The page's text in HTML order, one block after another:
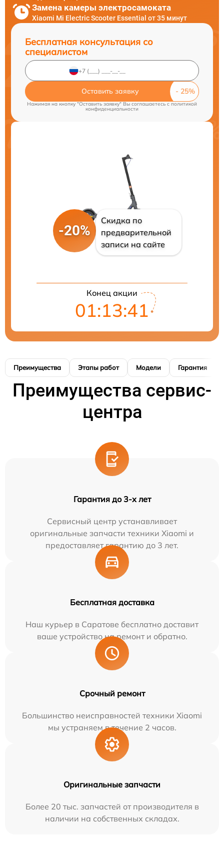
Замена камеры электросамоката
Xiaomi Mi Electric Scooter Essential от 35 минут
Бесплатная консультация со
специалистом
Оставить заявку
Нажимая на кнопку "Оставить заявку" Вы соглашаетесь cполитикой
конфиденциальности
-20%
Скидка по
предварительной
записи на сайте
Конец акции
01:13:40
Преимущества Этапы работ Модели Гарантия
Преимущества сервис-
центра
Гарантия до 3-х лет
Сервисный центр устанавливает
оригинальные запчасти техники Xiaomi и
предоставляет гарантию до 3 лет.
Бесплатная доставка
Наш курьер в Саратове бесплатно доставит
ваше устройство на ремонт и обратно.
Срочный ремонт
Большинство неисправностей техники Xiaomi
мы устраняем в течение 2 часов.
Оригинальные запчасти
Более 20 тыс. запчастей от производителя в
наличии на собственных складах.